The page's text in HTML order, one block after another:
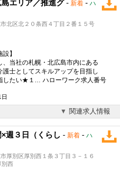
エリア／推進グ- 新着 - ハ
北区北２０条西４丁目２番１５号
】
当社の札幌・北広島市内にある
士としてスキルアップを目指し
したい★１... ハローワーク求人番号
関連求人情報
週３日（くらし - 新着 - ハ
厚別区厚別西１条３丁目３－１６
西